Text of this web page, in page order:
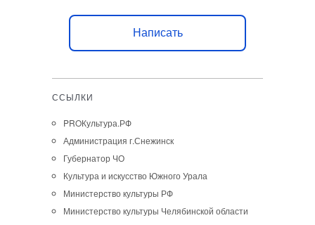
Написать
ССЫЛКИ
PROКультура.РФ
Администрация г.Снежинск
Губернатор ЧО
Культура и искусство Южного Урала
Министерство культуры РФ
Министерство культуры Челябинской области